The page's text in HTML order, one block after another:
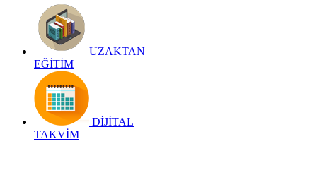
UZAKTAN
EĞİTİM
DİJİTAL
TAKVİM